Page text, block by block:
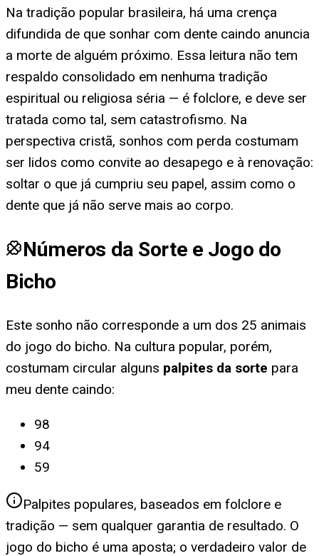
Na tradição popular brasileira, há uma crença
difundida de que sonhar com dente caindo anuncia
a morte de alguém próximo. Essa leitura não tem
respaldo consolidado em nenhuma tradição
espiritual ou religiosa séria — é folclore, e deve ser
tratada como tal, sem catastrofismo. Na
perspectiva cristã, sonhos com perda costumam
ser lidos como convite ao desapego e à renovação:
soltar o que já cumpriu seu papel, assim como o
dente que já não serve mais ao corpo.
Números da Sorte e Jogo do
Bicho
Este sonho não corresponde a um dos 25 animais
do jogo do bicho. Na cultura popular, porém,
costumam circular alguns palpites da sorte para
meu dente caindo:
98
94
59
Palpites populares, baseados em folclore e
tradição — sem qualquer garantia de resultado. O
jogo do bicho é uma aposta; o verdadeiro valor de